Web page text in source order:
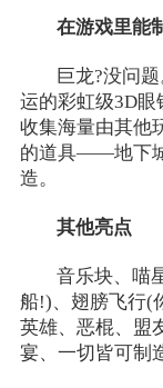
在游戏里能
巨龙?没问
运的彩虹级3D眼
收集海量由其他
的道具——地下
造。
其他亮点
音乐块、喵
船!)、翅膀飞行(
英雄、恶棍、盟
宴、一切皆可制